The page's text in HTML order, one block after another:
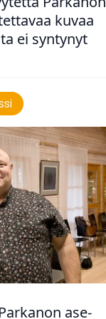
kuvaa
ei syntynyt
ase­